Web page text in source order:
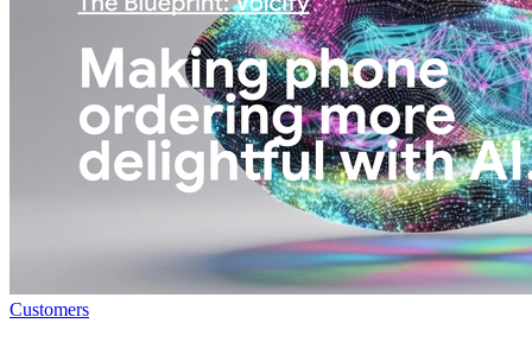
Customers